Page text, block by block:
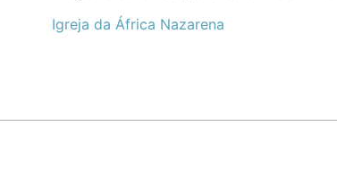
Igreja da África Nazarena